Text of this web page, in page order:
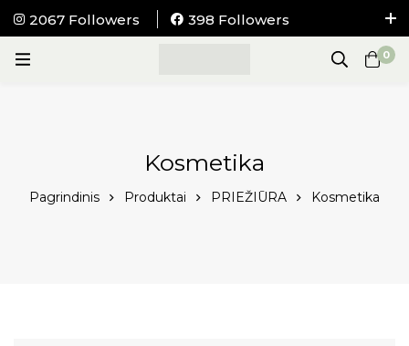
2067 Followers
398 Followers
paštomatus nuo 100Eur.
0
Kosmetika
Pagrindinis Produktai PRIEŽIŪRA Kosmetika